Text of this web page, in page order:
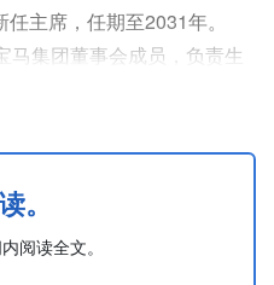
主席，任期至2031年。
集团董事会成员，负责生
Group
。
阅读全文。